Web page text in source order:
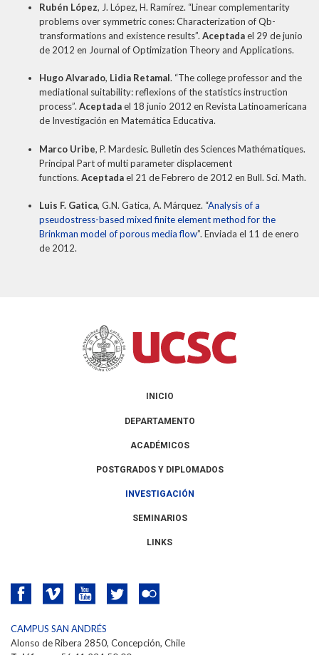
Rubén López, J. López, H. Ramírez. “Linear complementarity
problems over symmetric cones: Characterization of Qb-
transformations and existence results”. Aceptadael 29 de junio
de 2012 en Journal of Optimization Theory and Applications.
Hugo Alvarado, Lidia Retamal. “The college professor and the
mediational suitability: reflexions of the statistics instruction
process”. Aceptadael 18 junio 2012 en Revista Latinoamericana
de Investigación en Matemática Educativa.
Marco Uribe, P. Mardesic. Bulletin des Sciences Mathématiques.
Principal Part of multi parameter displacement
functions. Aceptadael 21 de Febrero de 2012 en Bull. Sci. Math.
Luis F. Gatica, G.N. Gatica, A. Márquez. “Analysis of a
pseudostress-based mixed finite element method for the
Brinkman model of porous media flow”. Enviada el 11 de enero
de 2012.
INICIO
DEPARTAMENTO
ACADÉMICOS
POSTGRADOS Y DIPLOMADOS
INVESTIGACIÓN
SEMINARIOS
LINKS
CAMPUS SAN ANDRÉS
Alonso de Ribera 2850, Concepción, Chile